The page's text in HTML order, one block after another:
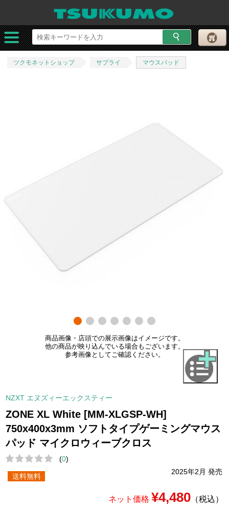
ツクモネットショップ サプライ マウスパッド
商品画像・店頭での展示画像はイメージです。
他の商品が映り込んでいる場合もございます。
参考画像としてご確認ください。
NZXT エヌズィーエックスティー
ZONE XL White [MM-XLGSP-WH]
750x400x3mm ソフトタイプゲーミングマウス
パッド マイクロウィーブクロス
(0)
2025年2月 発売
送料無料
ネット価格 ¥4,480（税込）